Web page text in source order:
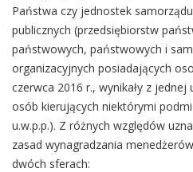
Państwa czy jednostek
publicznych (przedsiębiorstw
państwowych, państwowych i
organizacyjnych posiadających
czerwca 2016 r., wynikały z
osób kierujących niektórymi
u.w.p.p.). Z różnych względów
zasad wynagradzania
dwóch sferach: